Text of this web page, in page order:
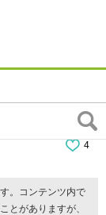
れは？ど
も
4
。コンテンツ内で
とがありますが、